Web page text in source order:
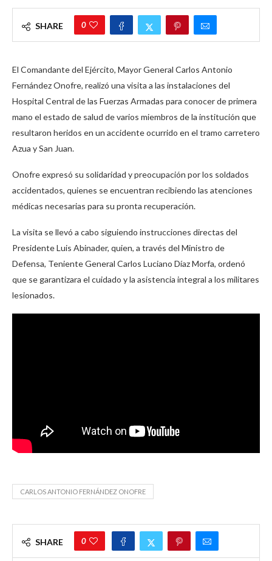
SHARE 0
El Comandante del Ejército, Mayor General Carlos Antonio
Fernández Onofre, realizó una visita a las instalaciones del
Hospital Central de las Fuerzas Armadas para conocer de primera
mano el estado de salud de varios miembros de la institución que
resultaron heridos en un accidente ocurrido en el tramo carretero
Azua y San Juan.
Onofre expresó su solidaridad y preocupación por los soldados
accidentados, quienes se encuentran recibiendo las atenciones
médicas necesarias para su pronta recuperación.
La visita se llevó a cabo siguiendo instrucciones directas del
Presidente Luis Abinader, quien, a través del Ministro de
Defensa, Teniente General Carlos Luciano Díaz Morfa, ordenó
que se garantizara el cuidado y la asistencia integral a los militares
lesionados.
CARLOS ANTONIO FERNÁNDEZ ONOFRE
SHARE 0